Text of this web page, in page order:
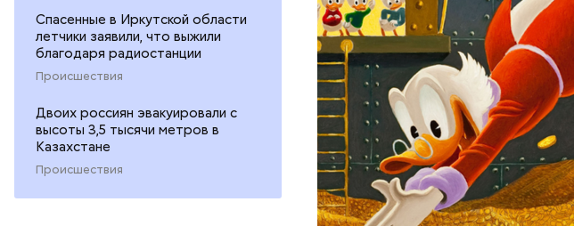
Спасенные в Иркутской области
летчики заявили, что выжили
благодаря радиостанции
Происшествия
Двоих россиян эвакуировали с
высоты 3,5 тысячи метров в
Казахстане
Происшествия
ДЕНЬГИ